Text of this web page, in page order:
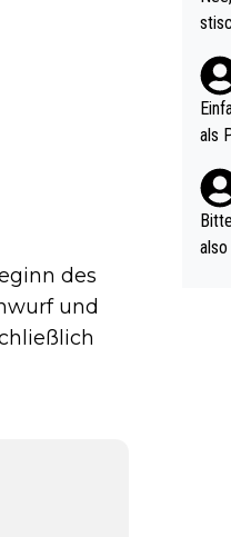
des
und
(in
als
nes
ttler
vV
als